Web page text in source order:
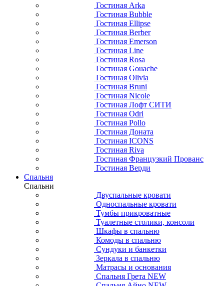
Гостиная Arka
Гостиная Bubble
Гостиная Ellipse
Гостиная Berber
Гостиная Emerson
Гостиная Line
Гостиная Rosa
Гостиная Gouache
Гостиная Olivia
Гостиная Bruni
Гостиная Nicole
Гостиная Лофт СИТИ
Гостиная Odri
Гостиная Pollo
Гостиная Доната
Гостиная ICONS
Гостиная Riva
Гостиная Французкий Прованс
Гостиная Верди
Спальня
Спальни
Двуспальные кровати
Односпальные кровати
Тумбы прикроватные
Туалетные столики, консоли
Шкафы в спальню
Комоды в спальню
Сундуки и банкетки
Зеркала в спальню
Матрасы и основания
Спальня Грета NEW